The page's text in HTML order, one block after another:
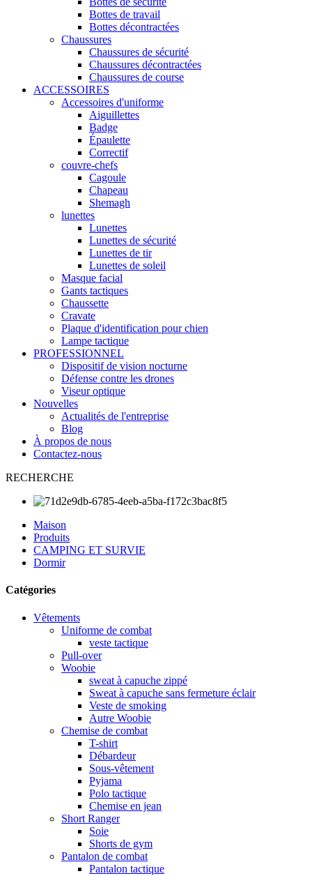
Bottes de travail
Bottes décontractées
Chaussures
Chaussures de sécurité
Chaussures décontractées
Chaussures de course
ACCESSOIRES
Accessoires d'uniforme
Aiguillettes
Badge
Épaulette
Correctif
couvre-chefs
Cagoule
Chapeau
Shemagh
lunettes
Lunettes
Lunettes de sécurité
Lunettes de tir
Lunettes de soleil
Masque facial
Gants tactiques
Chaussette
Cravate
Plaque d'identification pour chien
Lampe tactique
PROFESSIONNEL
Dispositif de vision nocturne
Défense contre les drones
Viseur optique
Nouvelles
Actualités de l'entreprise
Blog
À propos de nous
Contactez-nous
RECHERCHE
Maison
Produits
CAMPING ET SURVIE
Dormir
Catégories
Vêtements
Uniforme de combat
veste tactique
Pull-over
Woobie
sweat à capuche zippé
Sweat à capuche sans fermeture éclair
Veste de smoking
Autre Woobie
Chemise de combat
T-shirt
Débardeur
Sous-vêtement
Pyjama
Polo tactique
Chemise en jean
Short Ranger
Soie
Shorts de gym
Pantalon de combat
Pantalon tactique